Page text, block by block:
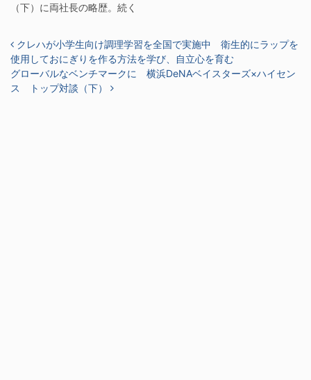
（下）に両社長の略歴。続く
投稿ナビゲーション
クレハが小学生向け調理学習を全国で実施中 衛生的にラップを
使用しておにぎりを作る方法を学び、自立心を育む
グローバルなベンチマークに 横浜DeNAベイスターズ×ハイセン
ス トップ対談（下）